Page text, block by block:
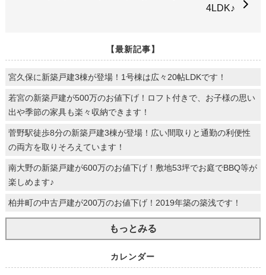
4LDK♪
【最新記事】
宮久保に新築戸建3棟が登場！1号棟は広々20帖LDKです！
若宮の新築戸建が500万のお値下げ！ロフト付きで、お子様の思い
出や季節の家具も楽々収納できます！
菅野駅徒歩8分の新築戸建3棟が登場！広い間取りと通勤の利便性
の両方を取りそろえています！
南大野の新築戸建が600万のお値下げ！敷地53坪でお庭でBBQ等が
楽しめます♪
柏井町の中古戸建が200万のお値下げ！2019年築の築浅です！
もっとみる
カレンダー